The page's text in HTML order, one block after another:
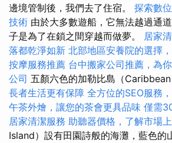
邊境管制後，我們去了住宿。 探索數
技術 由於大多數遊船，它無法越過通
子是為了在鎖之間穿越而做夢。 居家
落都乾淨如新 北部地區安養院的選擇
按摩服務推薦 台中搬家公司推薦，為
公司 五顏六色的加勒比島（Caribbean
長者生活更有保障 全方位的SEO服務
午茶外燴，讓您的茶會更具品味 僅需
居家清潔服務 助聽器價格，了解市場
Island）設有田園詩般的海灘，藍色的